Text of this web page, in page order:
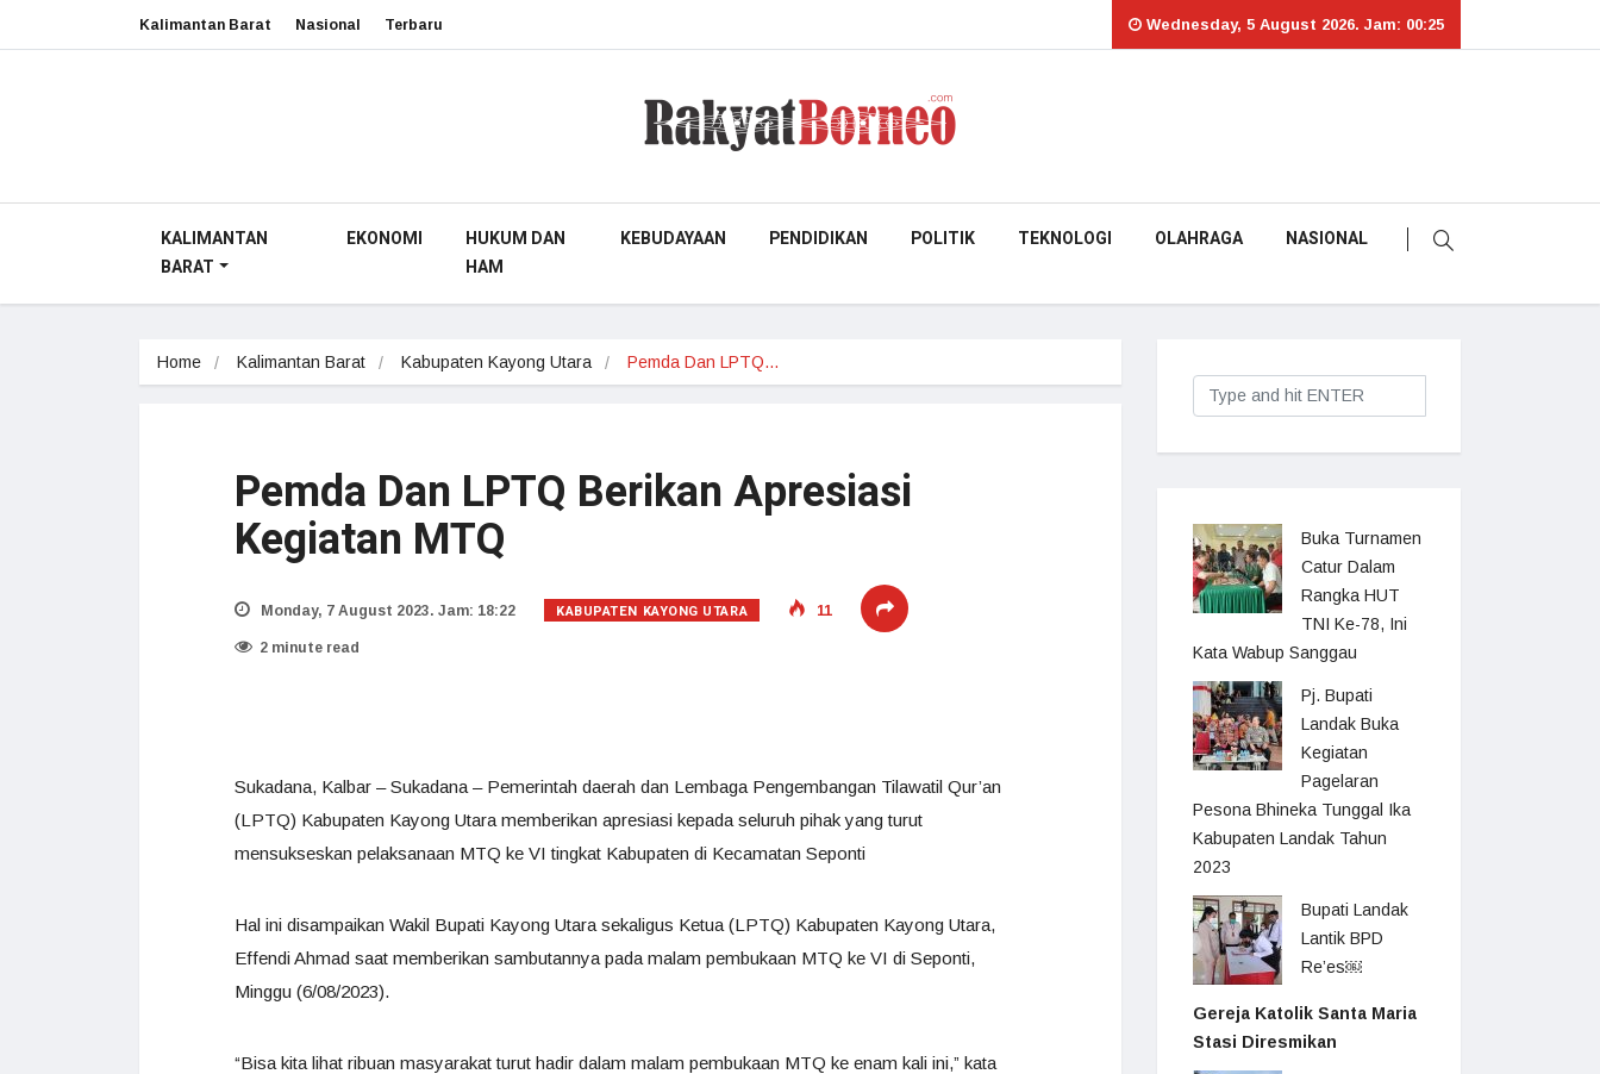
Kalimantan Barat Nasional Terbaru Wednesday, 5 August 2026. Jam: 00:25
KALIMANTAN
BARAT
EKONOMI
HUKUM DAN
HAM
KEBUDAYAAN PENDIDIKAN POLITIK TEKNOLOGI OLAHRAGA NASIONAL
Home Kalimantan Barat Kabupaten Kayong Utara Pemda Dan LPTQ…
Pemda Dan LPTQ Berikan Apresiasi
Kegiatan MTQ
Monday, 7 August 2023. Jam: 18:22 KABUPATEN KAYONG UTARA 11
2 minute read
Sukadana, Kalbar – Sukadana – Pemerintah daerah dan Lembaga Pengembangan Tilawatil Qur’an
(LPTQ) Kabupaten Kayong Utara memberikan apresiasi kepada seluruh pihak yang turut
mensukseskan pelaksanaan MTQ ke VI tingkat Kabupaten di Kecamatan Seponti
Hal ini disampaikan Wakil Bupati Kayong Utara sekaligus Ketua (LPTQ) Kabupaten Kayong Utara,
Effendi Ahmad saat memberikan sambutannya pada malam pembukaan MTQ ke VI di Seponti,
Minggu (6/08/2023).
“Bisa kita lihat ribuan masyarakat turut hadir dalam malam pembukaan MTQ ke enam kali ini,” kata
Buka Turnamen
Catur Dalam
Rangka HUT
TNI Ke-78, Ini
Kata Wabup Sanggau
Pj. Bupati
Landak Buka
Kegiatan
Pagelaran
Pesona Bhineka Tunggal Ika
Kabupaten Landak Tahun
2023
Bupati Landak
Lantik BPD
Re’es￼
Gereja Katolik Santa Maria
Stasi Diresmikan